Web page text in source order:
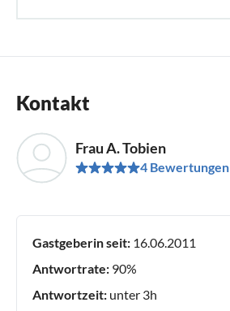
Kontakt
Frau A. Tobien
4 Bewertungen
Gastgeberin seit: 16.06.2011
Antwortrate: 90%
Antwortzeit: unter 3h